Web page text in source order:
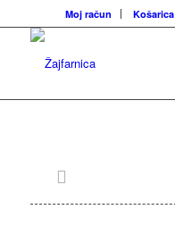
Moj račun Košarica